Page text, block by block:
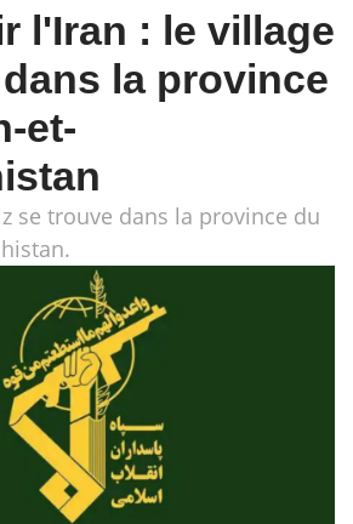
l'Iran : le village
la province
et-
se trouve dans la province du